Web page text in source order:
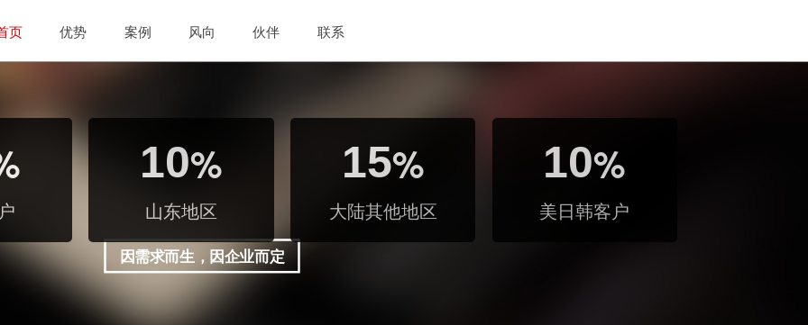
页 优势 案例 风向 伙伴 联系
10%
山东地区
15%
大陆其他地区
10%
美日韩客户
因需求而生，因企业而定